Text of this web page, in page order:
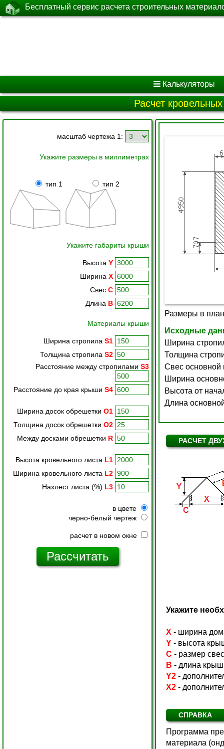
Бесплатный сервис расчета строительных
Калькуляторы
Расчет
масштаб чертежа 1:
Укажите размеры в миллиметрах
тип 1 тип 2
Укажите габариты крыши
Высота Y
Ширина X
Свес C
Длина B
Материалы крыши
Ширина стропила S1
Толщина стропила S2
Расстояние между стропилами S3
Расстояние до края крыши S4
Ширина досок обрешетки O1
Толщина досок обрешетки O2
Между досками обрешетки R
Высота кровельного листа L1
Ширина кровельного листа L2
Нахлест листа (%) L3
в цвете
черно-белый чертеж
расчет в новом окне
РАСЧЕТ
Укажите
X - ширина
Y - высота
C - размер
B - длина
Y2 -
X2 -
СПРАВКА
Программа
материала